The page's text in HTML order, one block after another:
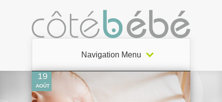
Navigation Menu
19
AOÛT